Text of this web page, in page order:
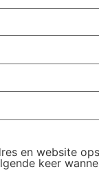
en website
keer